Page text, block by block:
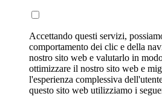
Accettando questi servizi,
comportamento dei clic e della
nostro sito web e valutarlo in
ottimizzare il nostro sito web e
l'esperienza complessiva
questo sito web utilizziamo i